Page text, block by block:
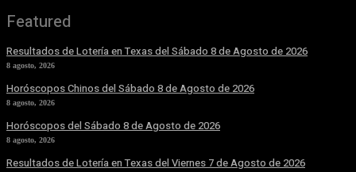
Featured
Resultados de Lotería en Texas del Sábado 8 de Agosto de 2026
8 agosto, 2026
Horóscopos Chinos del Sábado 8 de Agosto de 2026
8 agosto, 2026
Horóscopos del Sábado 8 de Agosto de 2026
8 agosto, 2026
Resultados de Lotería en Texas del Viernes 7 de Agosto de 2026